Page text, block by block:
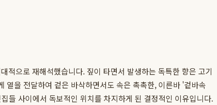
적으로 재해석했습니다. 짚이 타면서 발생하는 독특한 향은 고기
열을 전달하여 겉은 바삭하면서도 속은 촉촉한, 이른바 '겉바속
들 사이에서 독보적인 위치를 차지하게 된 결정적인 이유입니다.